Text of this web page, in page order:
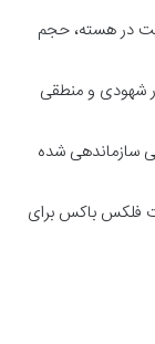
در هسته، حجم
شهودی و منطقی
سازماندهی شده
فلکس باکس برای